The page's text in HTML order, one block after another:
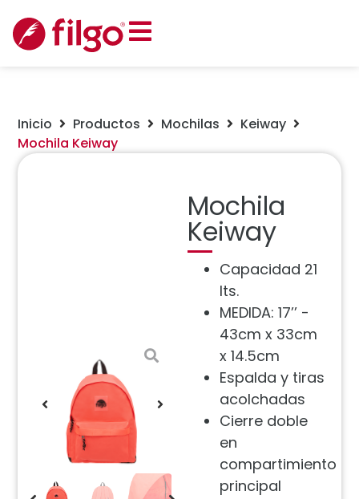
Inicio Productos Mochilas
Keiway
Mochila Keiway
Mochila
Keiway
Capacidad 21
lts.
MEDIDA: 17’’ -
43cm x 33cm
x 14.5cm
Espalda y tiras
acolchadas
Cierre doble
en
compartimiento
principal